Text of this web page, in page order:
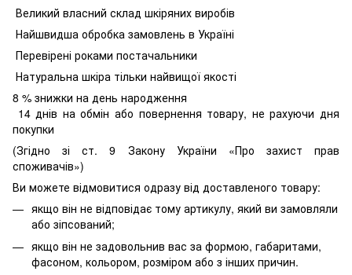
Великий власний склад шкіряних виробів
Найшвидша обробка замовлень в Україні
Перевірені роками постачальники
Натуральна шкіра тільки найвищої якості
8 % знижки на день народження
14 днів на обмін або повернення товару, не рахуючи дня
покупки
(Згідно зі ст. 9 Закону України «Про захист прав
споживачів»)
Ви можете відмовитися одразу від доставленого товару:
якщо він не відповідає тому артикулу, який ви замовляли
або зіпсований;
якщо він не задовольнив вас за формою, габаритами,
фасоном, кольором, розміром або з інших причин.